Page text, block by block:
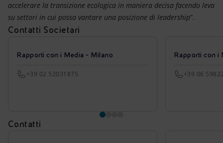
accelerare la transizione ecologica in maniera decisa facendo leva
su settori in cui possa vantare una posizione di leadership”.
Contatti Societari
Rapporti con i Media - Milano
+39 02 52031875
Rapporti con i
+39 06
Contatti